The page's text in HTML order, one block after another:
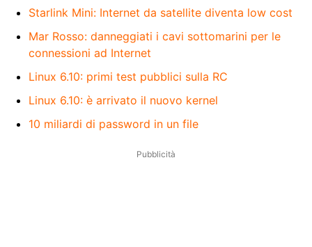
Starlink Mini: Internet da satellite diventa low cost
Mar Rosso: danneggiati i cavi sottomarini per le
connessioni ad Internet
Linux 6.10: primi test pubblici sulla RC
Linux 6.10: è arrivato il nuovo kernel
10 miliardi di password in un file
Pubblicità